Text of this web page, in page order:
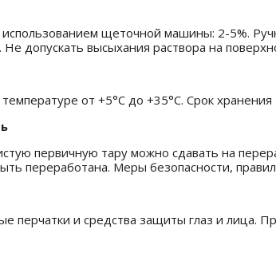
щеточной машины: 2-5%.
допускать высыхания раствора на
от +5°C до +35°C. Срок
первичную тару можно сдавать на
переработана. Меры безопасности,
перчатки и средства защиты глаз и